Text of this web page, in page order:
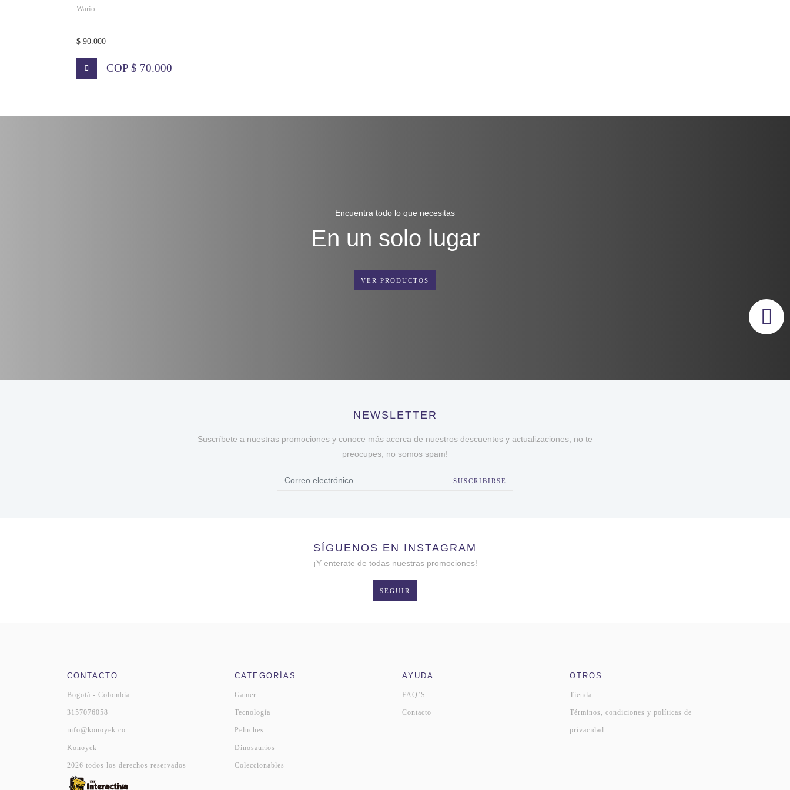
Wario
$ 90.000
COP $ 70.000
Encuentra todo lo que necesitas
En un solo lugar
VER PRODUCTOS
NEWSLETTER
Suscríbete a nuestras promociones y conoce más acerca de nuestros descuentos y actualizaciones, no te
preocupes, no somos spam!
SUSCRIBIRSE
SÍGUENOS EN INSTAGRAM
¡Y enterate de todas nuestras promociones!
SEGUIR
CONTACTO
Bogotá - Colombia
3157076058
info@konoyek.co
Konoyek
2026 todos los derechos reservados
CATEGORÍAS
Gamer
Tecnología
Peluches
Dinosaurios
Coleccionables
AYUDA
FAQ’S
Contacto
OTROS
Tienda
Términos, condiciones y políticas de
privacidad